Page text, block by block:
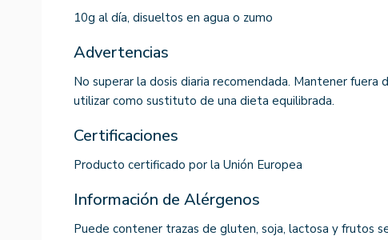
10g al día, disueltos en agua o zumo
Advertencias
No superar la dosis diaria recomendada. Mantener fuera
utilizar como sustituto de una dieta equilibrada.
Certificaciones
Producto certificado por la Unión Europea
Información de Alérgenos
Puede contener trazas de gluten, soja, lactosa y frutos